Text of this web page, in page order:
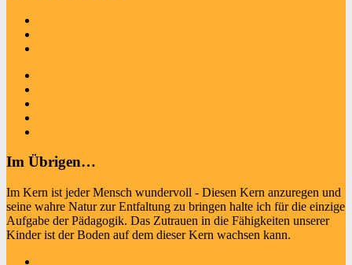
Im Übrigen…
Im Kern ist jeder Mensch wundervoll - Diesen Kern anzuregen und
seine wahre Natur zur Entfaltung zu bringen halte ich für die einzige
Aufgabe der Pädagogik. Das Zutrauen in die Fähigkeiten unserer
Kinder ist der Boden auf dem dieser Kern wachsen kann.